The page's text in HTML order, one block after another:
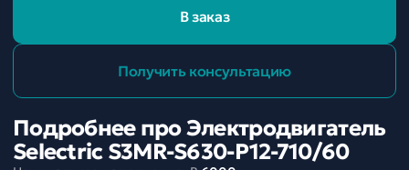
В заказ
Получить консультацию
Подробнее про Электродвигатель
Selectric S3MR-S630-P12-710/60